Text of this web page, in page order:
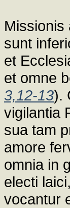
Missionis
sunt
et
et omne
3,12-13).
vigilantia
sua tam
amore
omnia in
electi
vocantur